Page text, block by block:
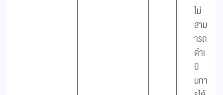
ไม่
สาม
ารถ
ดำเ
นิ
นกา